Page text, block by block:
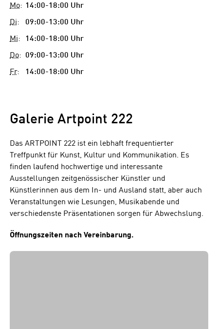
Mo: 14:00-18:00 Uhr
Di: 09:00-13:00 Uhr
Mi: 14:00-18:00 Uhr
Do: 09:00-13:00 Uhr
Fr: 14:00-18:00 Uhr
Galerie Artpoint 222
Das ARTPOINT 222 ist ein lebhaft frequentierter
Treffpunkt für Kunst, Kultur und Kommunikation. Es
finden laufend hochwertige und interessante
Ausstellungen zeitgenössischer Künstler und
Künstlerinnen aus dem In- und Ausland statt, aber auch
Veranstaltungen wie Lesungen, Musikabende und
verschiedenste Präsentationen sorgen für Abwechslung.
Öffnungszeiten nach Vereinbarung.